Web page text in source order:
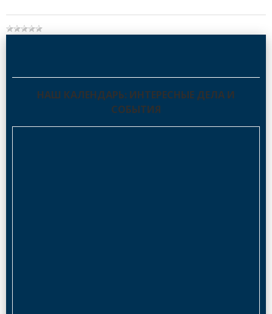
НАШ КАЛЕНДАРЬ: ИНТЕРЕСНЫЕ ДЕЛА И
СОБЫТИЯ